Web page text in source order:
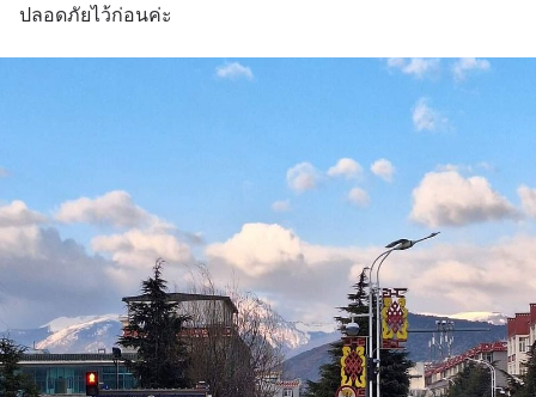
ปลอดภัยไว้ก่อนค่ะ